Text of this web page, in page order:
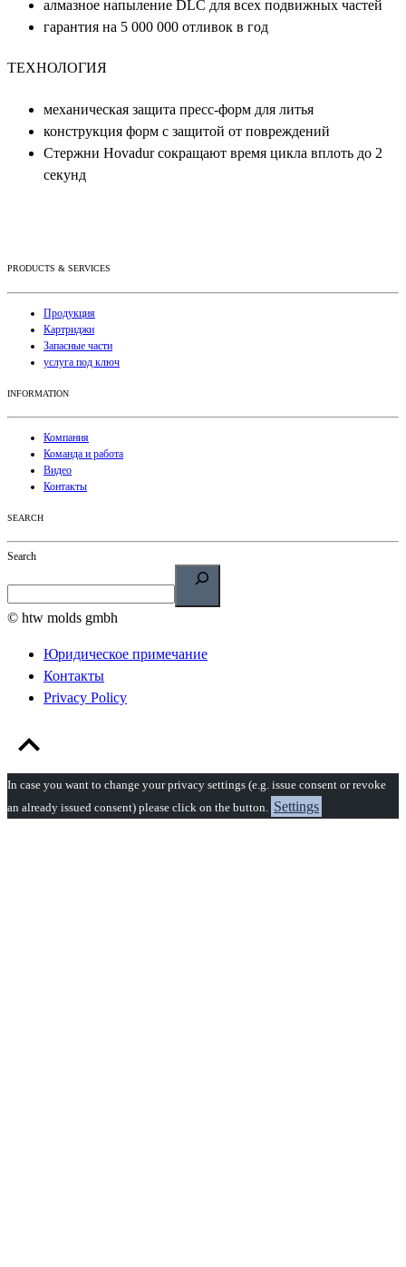
алмазное напыление DLC для всех подвижных частей
гарантия на 5 000 000 отливок в год
ТЕХНОЛОГИЯ
механическая защита пресс-форм для литья
конструкция форм с защитой от повреждений
Стержни Hovadur сокращают время цикла вплоть до 2
секунд
PRODUCTS & SERVICES
Продукция
Картриджи
Запасные части
услуга под ключ
INFORMATION
Компания
Команда и работа
Видео
Контакты
SEARCH
Search
© htw molds gmbh
Юридическое примечание
Контакты
Privacy Policy
In case you want to change your privacy settings (e.g. issue consent or revoke
an already issued consent) please click on the button. Settings